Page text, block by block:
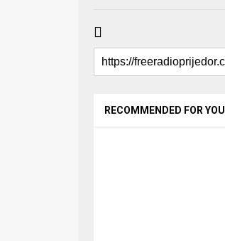
RECOMMENDED FOR YOU